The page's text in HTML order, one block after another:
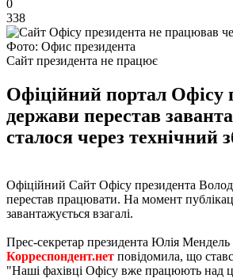
0
338
Фото: Офис президента
Сайт президента не працює
Офіційний портал Офісу
держави перестав
сталося через технічний
Офіційний Сайт Офісу президента
перестав працювати. На момент
завантажується взагалі.
Прес-секретар президента Юлія Мендель
Корреспондент.нет повідомила, що
"Наші фахівці Офісу вже працюють над